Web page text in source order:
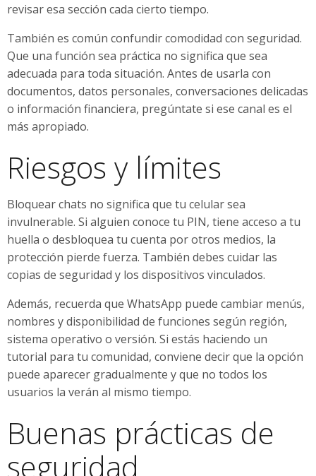
revisar esa sección cada cierto tiempo.
También es común confundir comodidad con seguridad.
Que una función sea práctica no significa que sea
adecuada para toda situación. Antes de usarla con
documentos, datos personales, conversaciones delicadas
o información financiera, pregúntate si ese canal es el
más apropiado.
Riesgos y límites
Bloquear chats no significa que tu celular sea
invulnerable. Si alguien conoce tu PIN, tiene acceso a tu
huella o desbloquea tu cuenta por otros medios, la
protección pierde fuerza. También debes cuidar las
copias de seguridad y los dispositivos vinculados.
Además, recuerda que WhatsApp puede cambiar menús,
nombres y disponibilidad de funciones según región,
sistema operativo o versión. Si estás haciendo un
tutorial para tu comunidad, conviene decir que la opción
puede aparecer gradualmente y que no todos los
usuarios la verán al mismo tiempo.
Buenas prácticas de
seguridad